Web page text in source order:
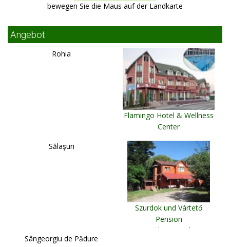
bewegen Sie die Maus auf der Landkarte
Angebot
Rohia
Flamingo Hotel & Wellness
Center
Sălaşuri
Szurdok und Vártető
Pension
Băile Tuşnad
Sângeorgiu de Pădure